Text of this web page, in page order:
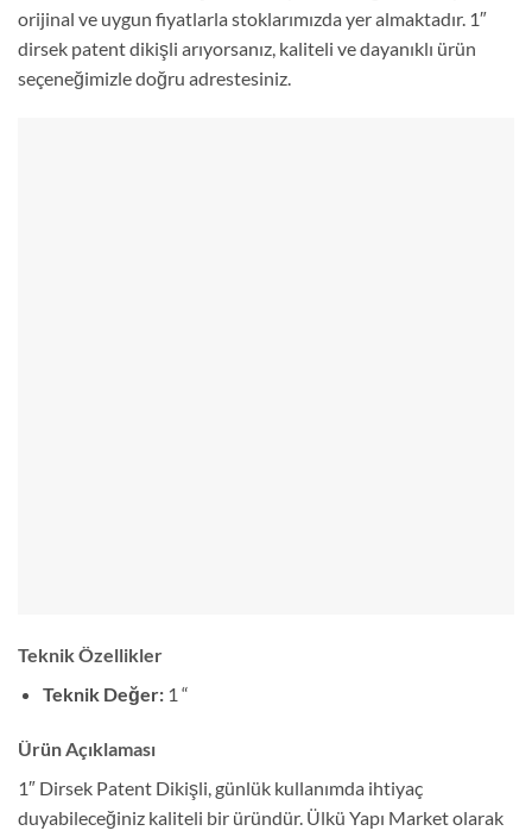
orijinal ve uygun fiyatlarla stoklarımızda yer almaktadır. 1″
dirsek patent dikişli arıyorsanız, kaliteli ve dayanıklı ürün
seçeneğimizle doğru adrestesiniz.
Teknik Özellikler
Teknik Değer:1 “
Ürün Açıklaması
1″ Dirsek Patent Dikişli, günlük kullanımda ihtiyaç
duyabileceğiniz kaliteli bir üründür. Ülkü Yapı Market olarak